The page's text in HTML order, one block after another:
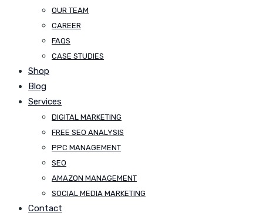
OUR TEAM
CAREER
FAQS
CASE STUDIES
Shop
Blog
Services
DIGITAL MARKETING
FREE SEO ANALYSIS
PPC MANAGEMENT
SEO
AMAZON MANAGEMENT
SOCIAL MEDIA MARKETING
Contact